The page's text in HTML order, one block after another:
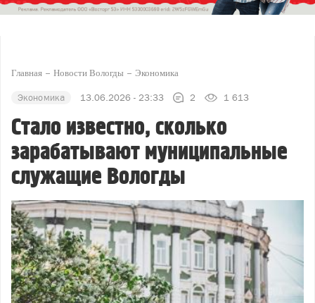
Главная Новости Вологды Экономика
Экономика 13.06.2026 - 23:33 2 1 613
Стало известно, сколько
зарабатывают муниципальные
служащие Вологды